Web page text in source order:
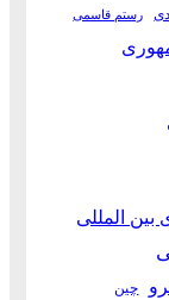
رستم قاسمی
المللی
چین